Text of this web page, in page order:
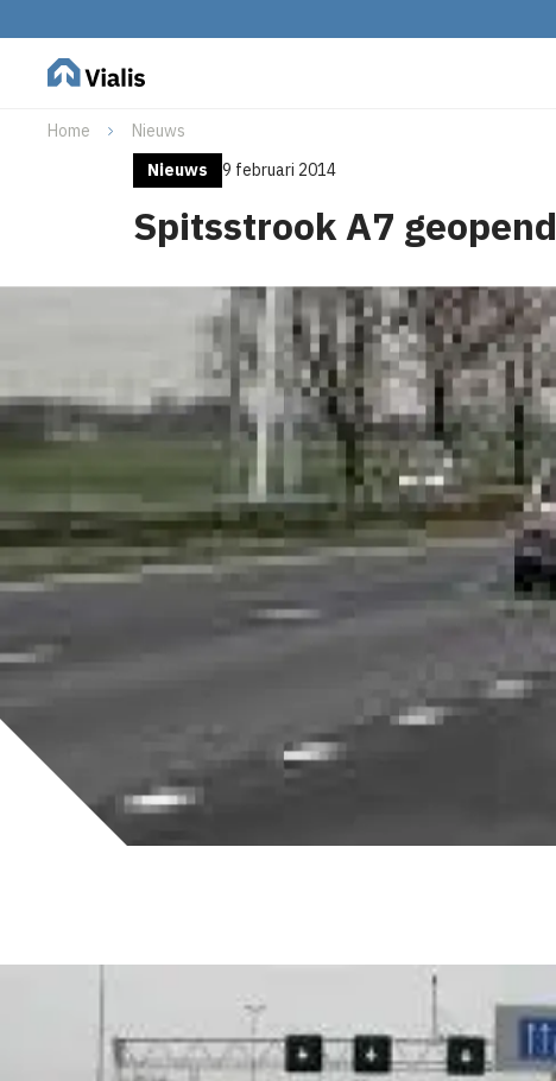
Home
Nieuws
Nieuws
9 februari 2014
Spitsstrook A7 geopend